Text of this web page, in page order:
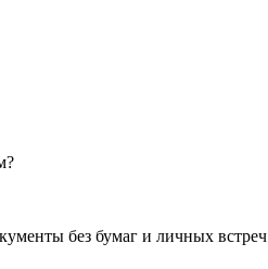
без бумаг и личных встреч